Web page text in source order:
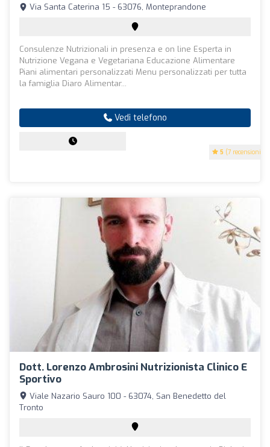
5 (7 recensioni)
Via Santa Caterina 15 - 63076, Monteprandone
Consulenze Nutrizionali in presenza e on line Esperta in
Nutrizione Vegana e Vegetariana Educazione Alimentare
Piani alimentari personalizzati Menu personalizzati per tutta
la famiglia Diaro Alimentar...
Vedi telefono
Dott. Lorenzo Ambrosini Nutrizionista Clinico E
Sportivo
Viale Nazario Sauro 100 - 63074, San Benedetto del
Tronto